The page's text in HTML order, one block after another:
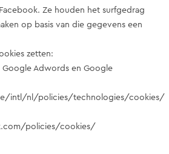
Ze houden het surfgedrag
op basis van die gegevens een
zetten:
Adwords en Google
intl/nl/policies/technologies/cookies/
policies/cookies/